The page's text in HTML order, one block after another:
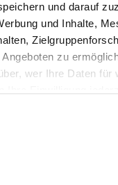
und darauf
und Inhalte,
zu
wer Ihre Daten für
oder widerrufen
über Ihre
IN DEN
um die Verfügbarkeit